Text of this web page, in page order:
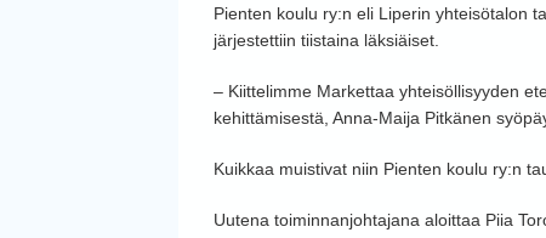
Pienten koulu ry:n eli Liperin yhteisötalon
järjestettiin tiistaina läksiäiset.
– Kiittelimme Markettaa yhteisöllisyyden
kehittämisestä, Anna-Maija Pitkänen
Kuikkaa muistivat niin Pienten koulu ry:n
Uutena toiminnanjohtajana aloittaa Piia